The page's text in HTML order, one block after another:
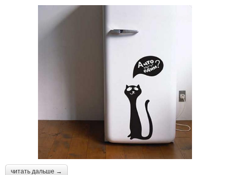
читать дальше →